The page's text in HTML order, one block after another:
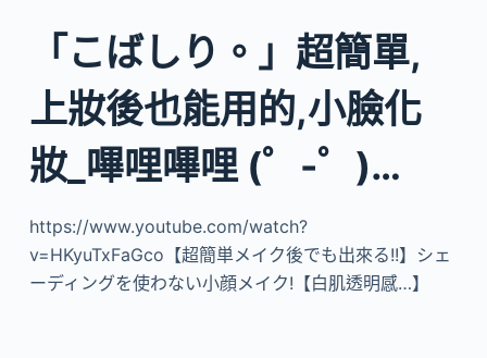
「こばしり。」超簡單,
上妝後也能用的,小臉化
妝_嗶哩嗶哩 (゜-゜)…
https://www.youtube.com/watch?
v=HKyuTxFaGco【超簡単メイク後でも出來る!!】シェ
ーディングを使わない小顔メイク!【白肌透明感…】